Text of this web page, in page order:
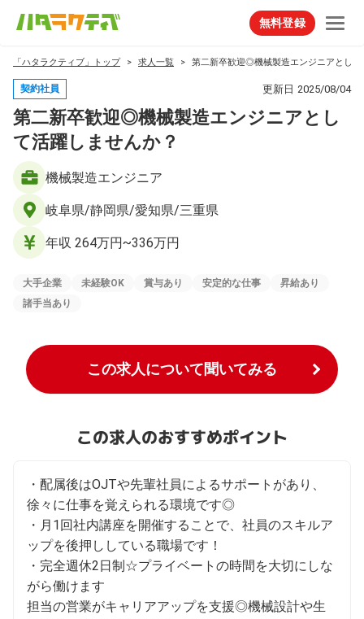
無料登録
「ハタラクティブ」トップ 求人一覧 第二新卒歓迎◎機械製造エンジニアとして
契約社員 更新日 2025/08/04
第二新卒歓迎◎機械製造エンジニアとし
て活躍しませんか？
機械製造エンジニア
岐阜県/静岡県/愛知県/三重県
年収 264万円~336万円
大手企業 未経験OK 賞与あり 安定的な仕事
昇給あり
諸手当あり
この求人について聞いてみる
この求人のおすすめポイント
・配属後はOJTや先輩社員によるサポートがあり、
徐々に仕事を覚えられる環境です◎
・月1回社内講座を開催することで、社員のスキルア
ップを後押ししている職場です！
・完全週休2日制☆プライベートの時間を大切にしな
がら働けます
担当の営業がキャリアアップを支援◎機械設計や生